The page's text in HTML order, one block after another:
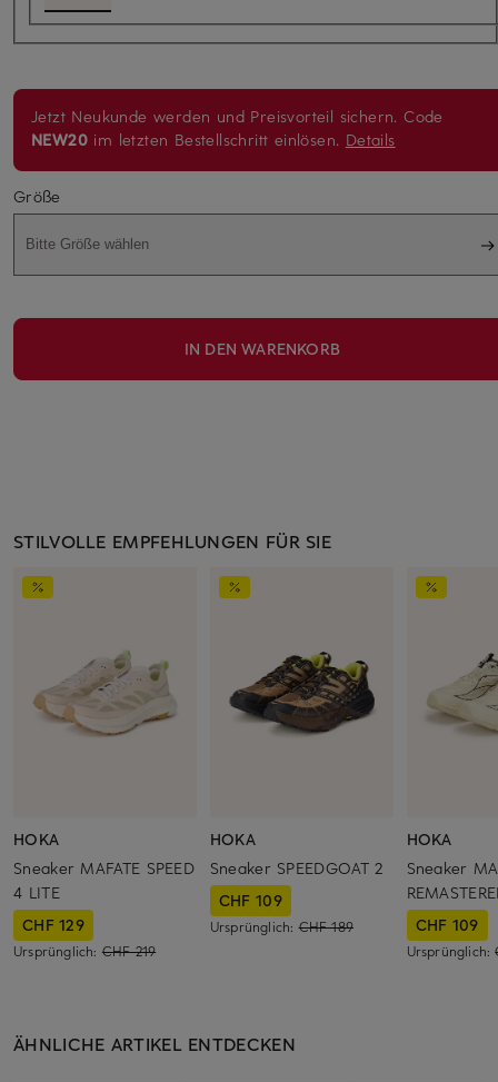
Jetzt Neukunde werden und Preisvorteil sichern. Code
NEW20 im letzten Bestellschritt einlösen. Details
Größe
Bitte Größe wählen
IN DEN WARENKORB
STILVOLLE EMPFEHLUNGEN FÜR SIE
HOKA
Sneaker MAFATE SPEED
4 LITE
CHF 129
Ursprünglich: CHF 219
HOKA
Sneaker SPEEDGOAT 2
CHF 109
Ursprünglich:CHF 189
HOKA
Sneaker
CHF 109
Ursprünglich:
ÄHNLICHE ARTIKEL ENTDECKEN